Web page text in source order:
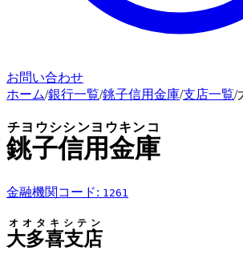
お問い合わせ
ホーム/銀行一覧/銚子信用金庫/支店一覧/
銚子信用金庫
チヨウシシンヨウキンコ
金融機関コード: 1261
大多喜支店
オオタキシテン